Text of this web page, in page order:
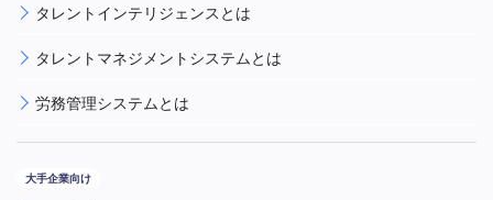
タレントインテリジェンスとは
タレントマネジメントシステムとは
労務管理システムとは